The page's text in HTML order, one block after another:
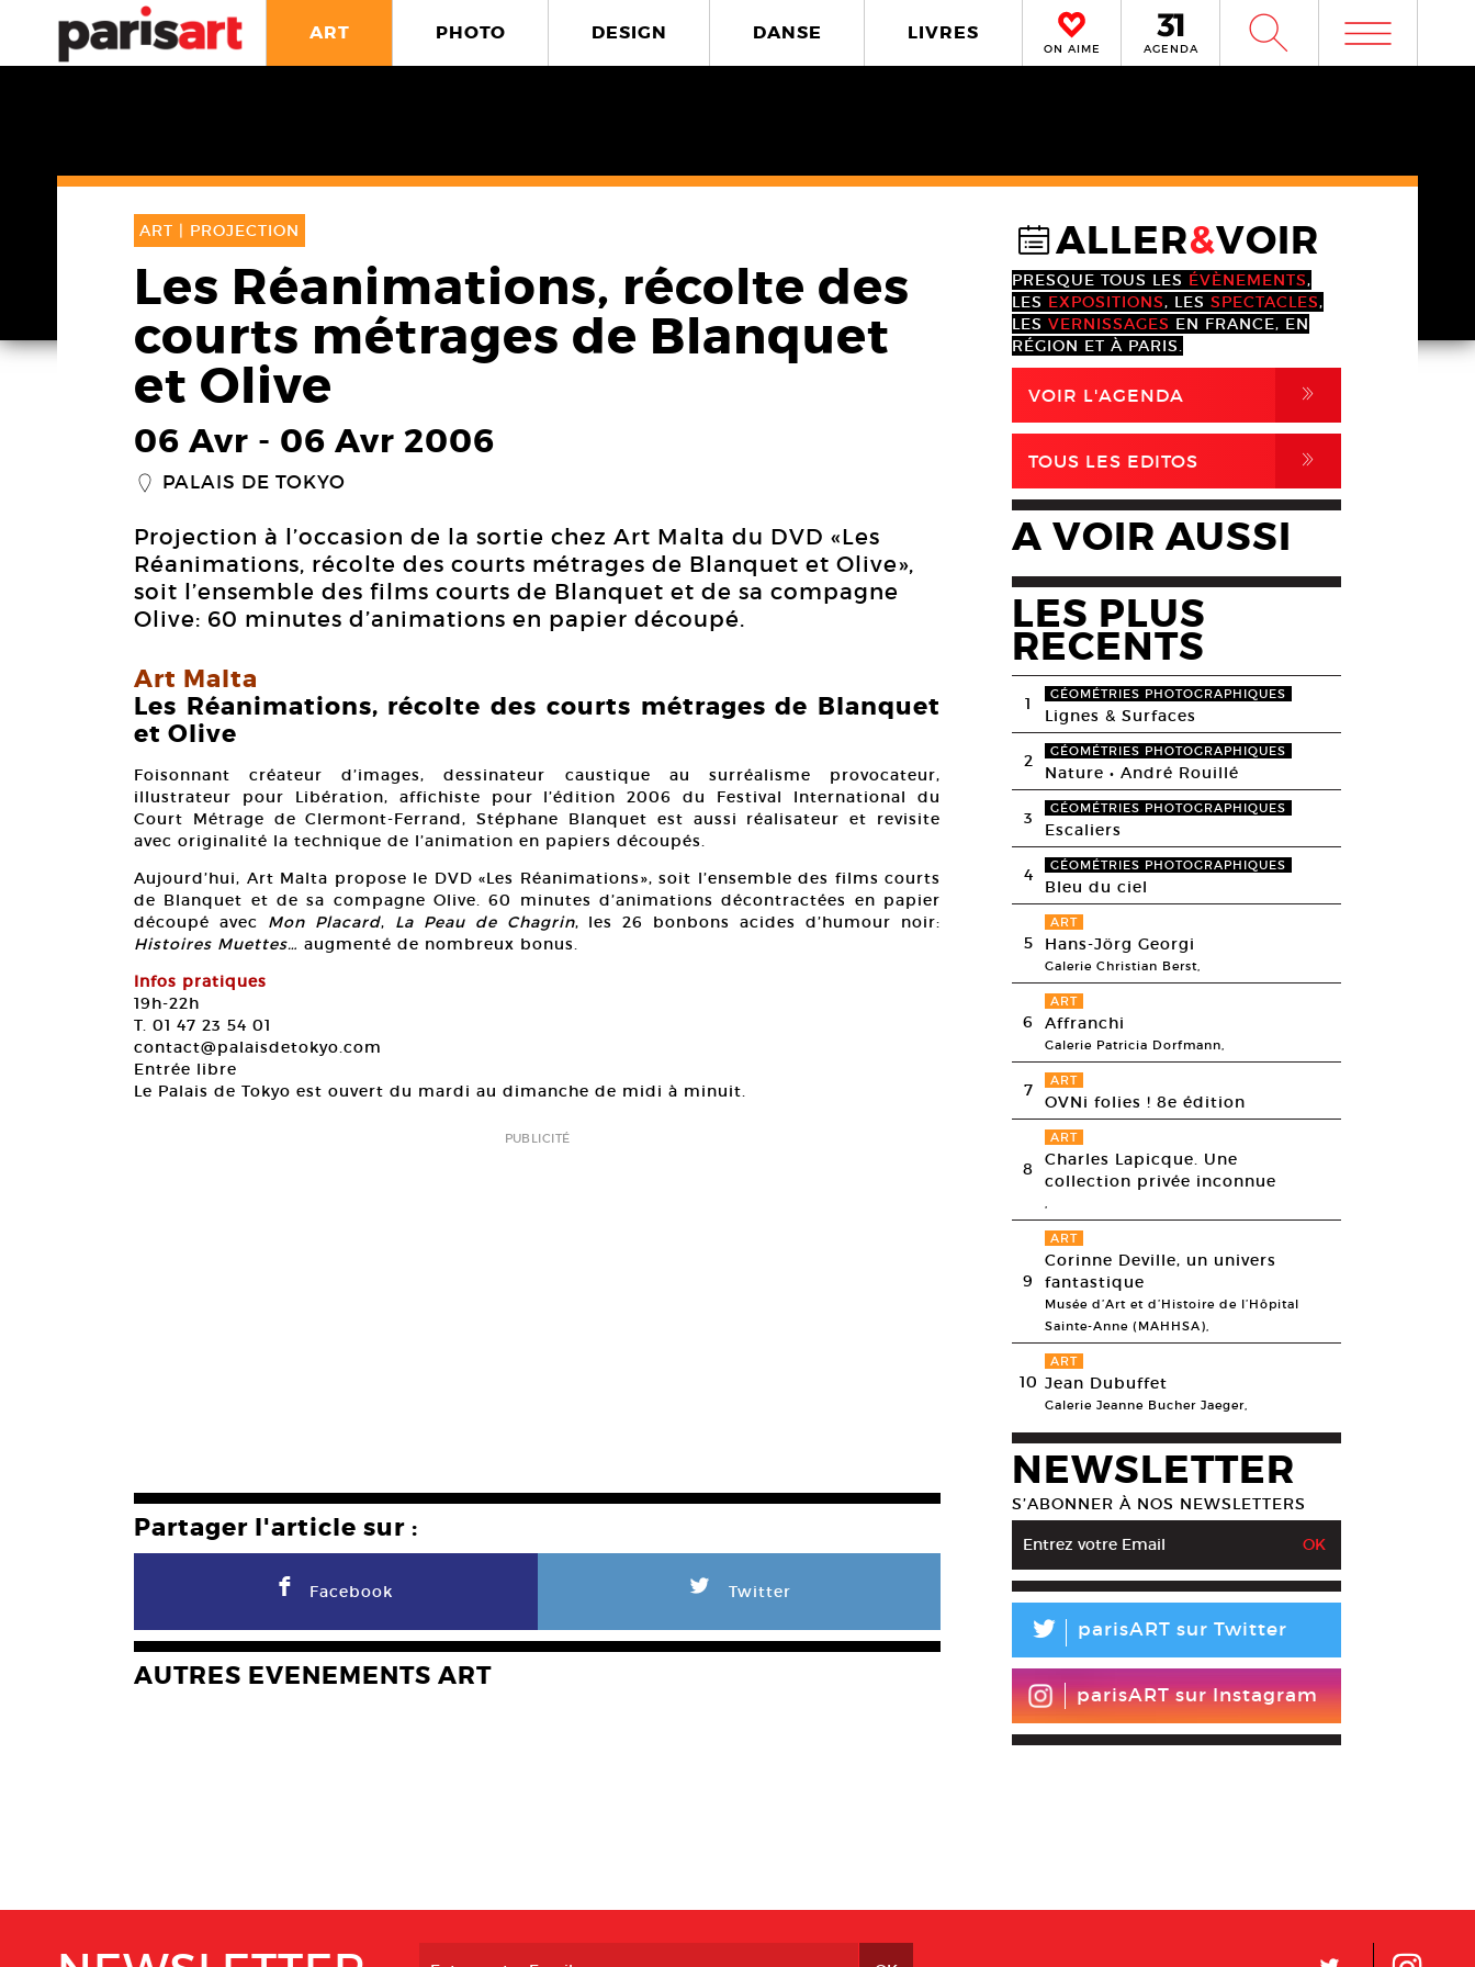
ART PHOTO DESIGN DANSE LIVRES
ON AIME AGENDA W m
ART | PROJECTION
Les Réanimations, récolte des
courts métrages de Blanquet
et Olive
06 Avr - 06 Avr 2006
_ PALAIS DE TOKYO
Projection à l’occasion de la sortie chez Art Malta du DVD «Les
Réanimations, récolte des courts métrages de Blanquet et Olive»,
soit l’ensemble des films courts de Blanquet et de sa compagne
Olive: 60 minutes d’animations en papier découpé.
Art Malta
Les Réanimations, récolte des courts métrages de Blanquet
et Olive
Foisonnant créateur d’images, dessinateur caustique au surréalisme provocateur,
illustrateur pour Libération, affichiste pour l’édition 2006 du Festival International du
Court Métrage de Clermont-Ferrand, Stéphane Blanquet est aussi réalisateur et revisite
avec originalité la technique de l’animation en papiers découpés.
Aujourd’hui, Art Malta propose le DVD «Les Réanimations», soit l’ensemble des films courts
de Blanquet et de sa compagne Olive. 60 minutes d’animations décontractées en papier
découpé avec Mon Placard, La Peau de Chagrin, les 26 bonbons acides d’humour noir:
Histoires Muettes… augmenté de nombreux bonus.
Infos pratiques
19h-22h
T. 01 47 23 54 01
contact@palaisdetokyo.com
Entrée libre
Le Palais de Tokyo est ouvert du mardi au dimanche de midi à minuit.
PUBLICITÉ
Partager l'article sur :
F Facebook L Twitter
AUTRES EVENEMENTS ART
@ALLER&VOIR
PRESQUE TOUS LES ÉVÈNEMENTS,
LES EXPOSITIONS, LES SPECTACLES,
LES VERNISSAGES EN FRANCE, EN
RÉGION ET À PARIS.
VOIR L'AGENDA ,
TOUS LES EDITOS ,
A VOIR AUSSI
LES PLUS
RECENTS
1 GÉOMÉTRIES PHOTOGRAPHIQUES
Lignes & Surfaces
2 GÉOMÉTRIES PHOTOGRAPHIQUES
Nature • André Rouillé
3 GÉOMÉTRIES PHOTOGRAPHIQUES
Escaliers
4 GÉOMÉTRIES PHOTOGRAPHIQUES
Bleu du ciel
5
ART
Hans-Jörg Georgi
Galerie Christian Berst,
6
ART
Affranchi
Galerie Patricia Dorfmann,
7 ART
OVNi folies ! 8e édition
8
ART
Charles Lapicque. Une
collection privée inconnue
,
9
ART
Corinne Deville, un univers
fantastique
Musée d’Art et d’Histoire de l’Hôpital
Sainte-Anne (MAHHSA),
10
ART
Jean Dubuffet
Galerie Jeanne Bucher Jaeger,
NEWSLETTER
S’ABONNER À NOS NEWSLETTERS
L parisART sur Twitter
parisART sur Instagram